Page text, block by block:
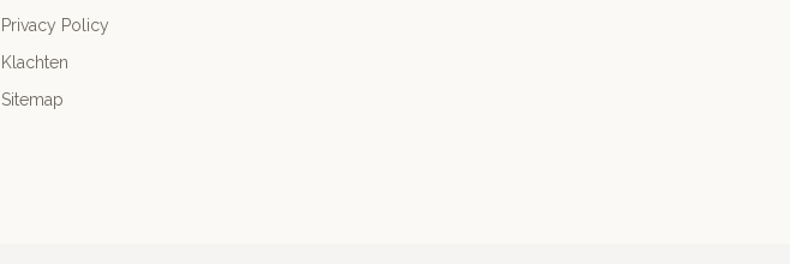
Privacy Policy
Klachten
Sitemap